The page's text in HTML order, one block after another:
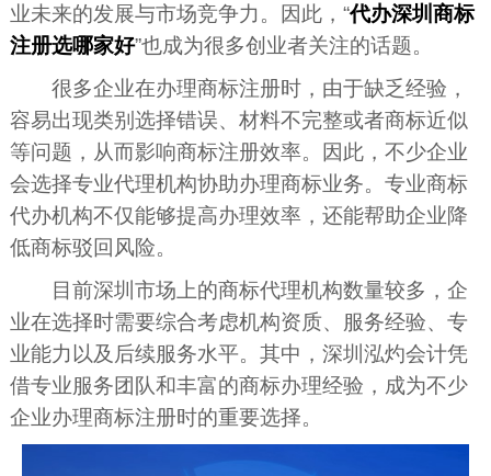
业未来的发展与市场竞争力。因此，“代办深圳商标
注册选哪家好”也成为很多创业者关注的话题。
很多企业在办理商标注册时，由于缺乏经验，
容易出现类别选择错误、材料不完整或者商标近似
等问题，从而影响商标注册效率。因此，不少企业
会选择专业代理机构协助办理商标业务。专业商标
代办机构不仅能够提高办理效率，还能帮助企业降
低商标驳回风险。
目前深圳市场上的商标代理机构数量较多，企
业在选择时需要综合考虑机构资质、服务经验、专
业能力以及后续服务水平。其中，深圳泓灼会计凭
借专业服务团队和丰富的商标办理经验，成为不少
企业办理商标注册时的重要选择。